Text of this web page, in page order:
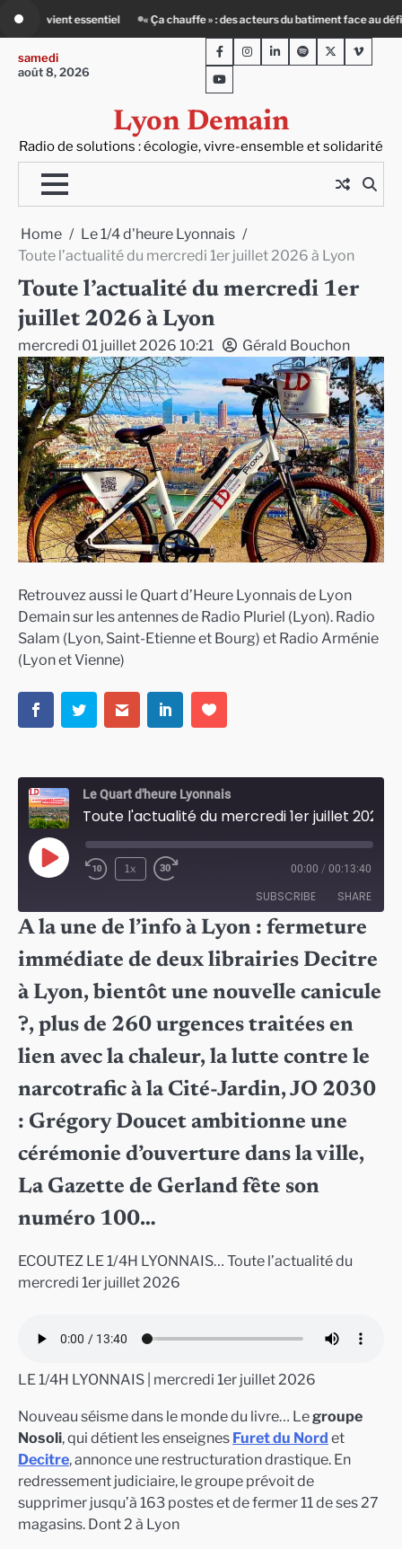
content
du batiment face au défi climatique 80 Jours Voyages : au cœur du
samedi
août 8, 2026
Lyon Demain
Radio de solutions : écologie, vivre-ensemble et solidarité
FacebookInstagram
LinkedInSpotifyTwitterViméo
Youtube
Home
Le 1/4 d'heure Lyonnais
Toute l’actualité du mercredi 1er juillet 2026 à Lyon
Toute l’actualité du mercredi 1er
juillet 2026 à Lyon
mercredi 01 juillet 2026 10:21 Gérald Bouchon
Retrouvez aussi le Quart d’Heure Lyonnais de Lyon
Demain sur les antennes de Radio Pluriel (Lyon). Radio
Salam (Lyon, Saint-Etienne et Bourg) et Radio Arménie
(Lyon et Vienne)
Le Quart d'heure Lyonnais
Play
1x 00:00 / 00:13:40
SUBSCRIBE SHARE
RSS FEED
SHARE
LINK
EMBED
A la une de l’info à Lyon : fermeture
immédiate de deux librairies Decitre
à Lyon, bientôt une nouvelle canicule
?, plus de 260 urgences traitées en
lien avec la chaleur, la lutte contre le
narcotrafic à la Cité-Jardin, JO 2030
: Grégory Doucet ambitionne une
cérémonie d’ouverture dans la ville,
La Gazette de Gerland fête son
numéro 100…
ECOUTEZ LE 1/4H LYONNAIS… Toute l’actualité du
mercredi 1er juillet 2026
LE 1/4H LYONNAIS | mercredi 1er juillet 2026
Nouveau séisme dans le monde du livre… Legroupe
Nosoli, qui détient les enseignes Furet du Nord et
Decitre, annonce une restructuration drastique. En
redressement judiciaire, le groupe prévoit de
supprimer jusqu’à 163 postes et de fermer 11 de ses 27
magasins. Dont 2 à Lyon